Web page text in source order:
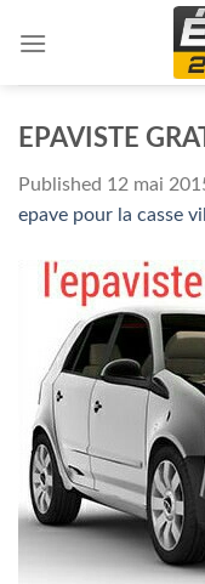
EPAVISTE
Published 12 mai
epave pour la casse